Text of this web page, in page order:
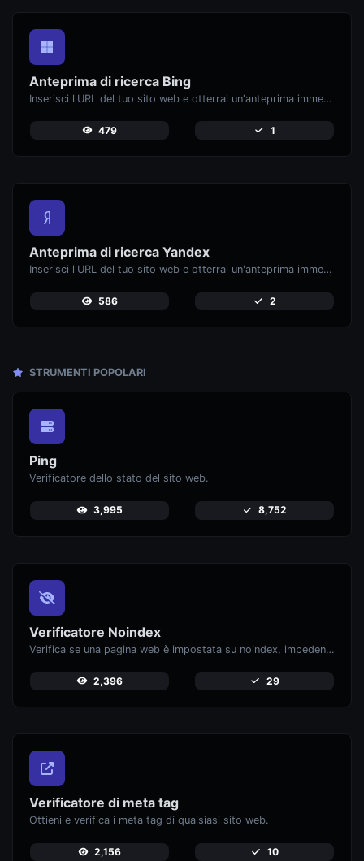
Anteprima di ricerca Bing
Inserisci l'URL del tuo sito web e otterrai un'anteprima immediata di come apparirebbe quando lo trovi su Bing.
479 1
Anteprima di ricerca Yandex
Inserisci l'URL del tuo sito web e otterrai un'anteprima immediata di come apparirebbe quando lo trovi su Yandex.
586 2
STRUMENTI POPOLARI
Ping
Verificatore dello stato del sito web.
3,995 8,752
Verificatore Noindex
Verifica se una pagina web è impostata su noindex, impedendone la comparsa nei motori di ricerca.
2,396 29
Verificatore di meta tag
Ottieni e verifica i meta tag di qualsiasi sito web.
2,156 10